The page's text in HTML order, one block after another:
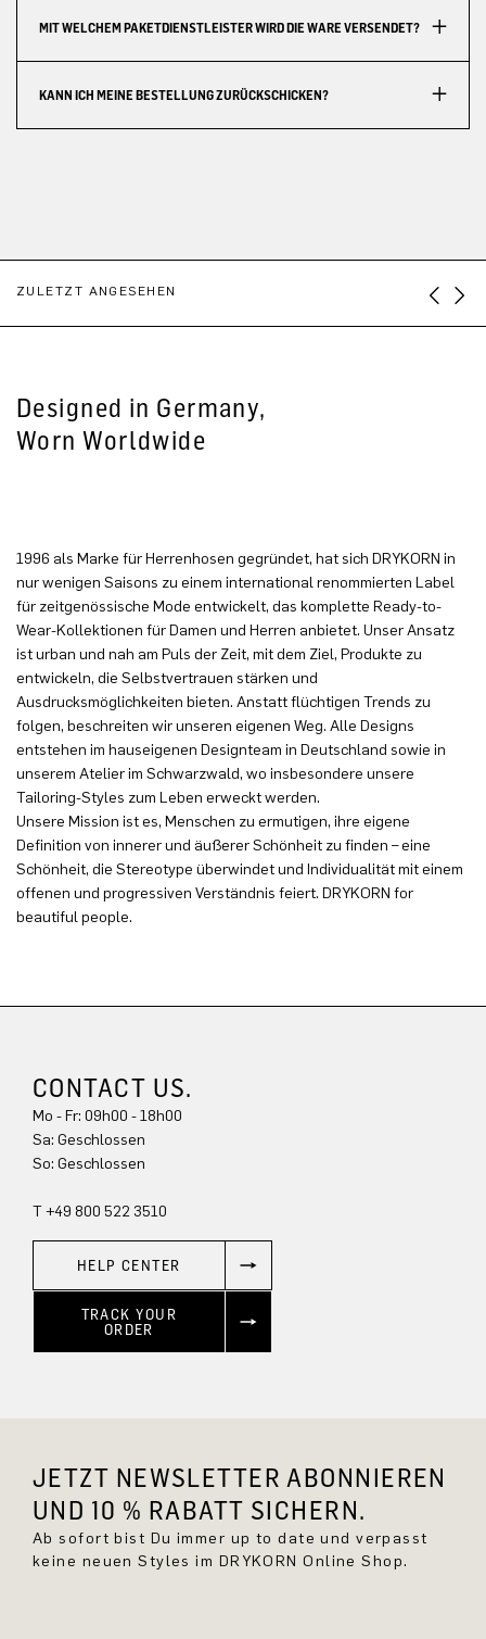
MIT WELCHEM PAKETDIENSTLEISTER WIRD DIE WARE VERSENDET?
KANN ICH MEINE BESTELLUNG ZURÜCKSCHICKEN?
ZULETZT ANGESEHEN
Designed in Germany,
Worn Worldwide
1996 als Marke für Herrenhosen gegründet, hat sich DRYKORN in
nur wenigen Saisons zu einem international renommierten Label
für zeitgenössische Mode entwickelt, das komplette Ready-to-
Wear-Kollektionen für Damen und Herren anbietet. Unser Ansatz
ist urban und nah am Puls der Zeit, mit dem Ziel, Produkte zu
entwickeln, die Selbstvertrauen stärken und
Ausdrucksmöglichkeiten bieten. Anstatt flüchtigen Trends zu
folgen, beschreiten wir unseren eigenen Weg. Alle Designs
entstehen im hauseigenen Designteam in Deutschland sowie in
unserem Atelier im Schwarzwald, wo insbesondere unsere
Tailoring-Styles zum Leben erweckt werden.
Unsere Mission ist es, Menschen zu ermutigen, ihre eigene
Definition von innerer und äußerer Schönheit zu finden – eine
Schönheit, die Stereotype überwindet und Individualität mit einem
offenen und progressiven Verständnis feiert. DRYKORN for
beautiful people.
CONTACT US.
Mo - Fr: 09h00 - 18h00
Sa: Geschlossen
So: Geschlossen
T +49 800 522 3510
HELP CENTER
TRACK YOUR
ORDER
JETZT NEWSLETTER ABONNIEREN
UND 10 % RABATT SICHERN.
Ab sofort bist Du immer up to date und verpasst
keine neuen Styles im DRYKORN Online Shop.